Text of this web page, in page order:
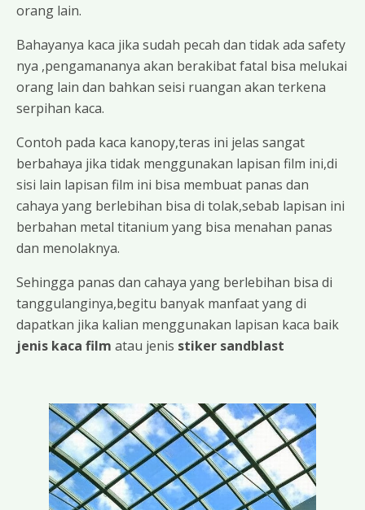
orang lain.
Bahayanya kaca jika sudah pecah dan tidak ada safety
nya ,pengamananya akan berakibat fatal bisa melukai
orang lain dan bahkan seisi ruangan akan terkena
serpihan kaca.
Contoh pada kaca kanopy,teras ini jelas sangat
berbahaya jika tidak menggunakan lapisan film ini,di
sisi lain lapisan film ini bisa membuat panas dan
cahaya yang berlebihan bisa di tolak,sebab lapisan ini
berbahan metal titanium yang bisa menahan panas
dan menolaknya.
Sehingga panas dan cahaya yang berlebihan bisa di
tanggulanginya,begitu banyak manfaat yang di
dapatkan jika kalian menggunakan lapisan kaca baik
jenis kaca film atau jenis stiker sandblast